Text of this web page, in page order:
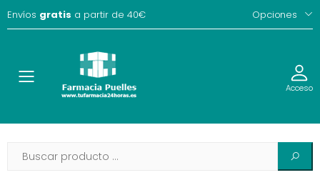
Envíos gratis a partir de 40€ Opciones
Toggle Acceso